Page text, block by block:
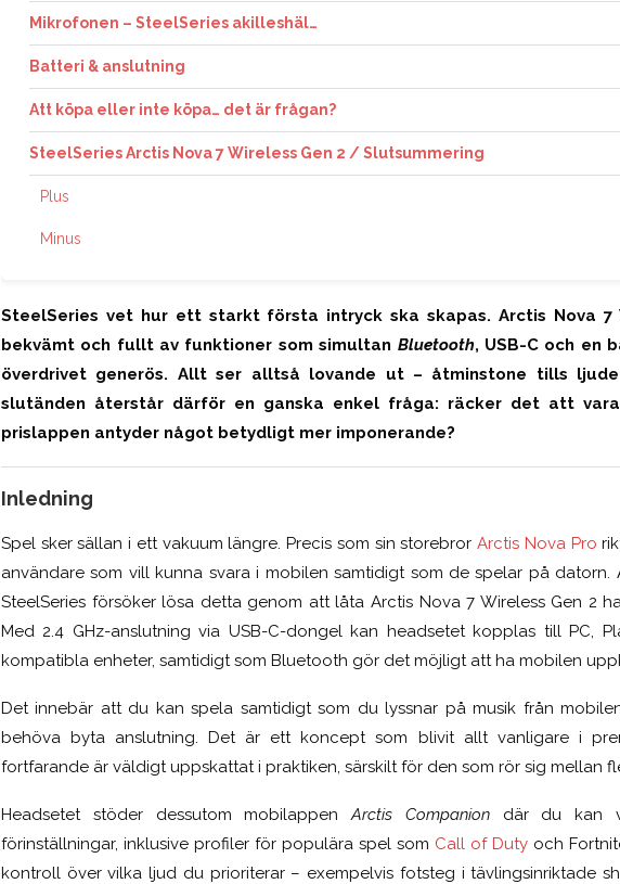
Mikrofonen – SteelSeries akilleshäl…
Batteri & anslutning
Att köpa eller inte köpa… det är frågan?
SteelSeries Arctis Nova 7 Wireless Gen 2 / Slutsummering
Plus
Minus
SteelSeries vet hur ett starkt första intryck ska skapas. Arctis Nova 7
bekvämt och fullt av funktioner som simultan Bluetooth, USB-C och en
överdrivet generös. Allt ser alltså lovande ut – åtminstone tills
slutänden återstår därför en ganska enkel fråga: räcker det att
prislappen antyder något betydligt mer imponerande?
Inledning
Spel sker sällan i ett vakuum längre. Precis som sin storebrorArctis Nova Pro
användare som vill kunna svara i mobilen samtidigt som de spelar på datorn.
SteelSeries försöker lösa detta genom att låta Arctis Nova 7 Wireless Gen 2
Med 2.4 GHz-anslutning via USB-C-dongel kan headsetet kopplas till PC,
kompatibla enheter, samtidigt som Bluetooth gör det möjligt att ha mobilen
Det innebär att du kan spela samtidigt som du lyssnar på musik från
behöva byta anslutning. Det är ett koncept som blivit allt vanligare i
fortfarande är väldigt uppskattat i praktiken, särskilt för den som rör sig mellan
Headsetet stöder dessutom mobilappenArctis Companiondär du kan
förinställningar, inklusive profiler för populära spel som Call of Duty och
kontroll över vilka ljud du prioriterar – exempelvis fotsteg i tävlingsinriktade